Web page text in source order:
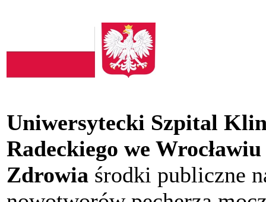
Uniwersytecki Szpital
Radeckiego we
Zdrowia środki publiczne